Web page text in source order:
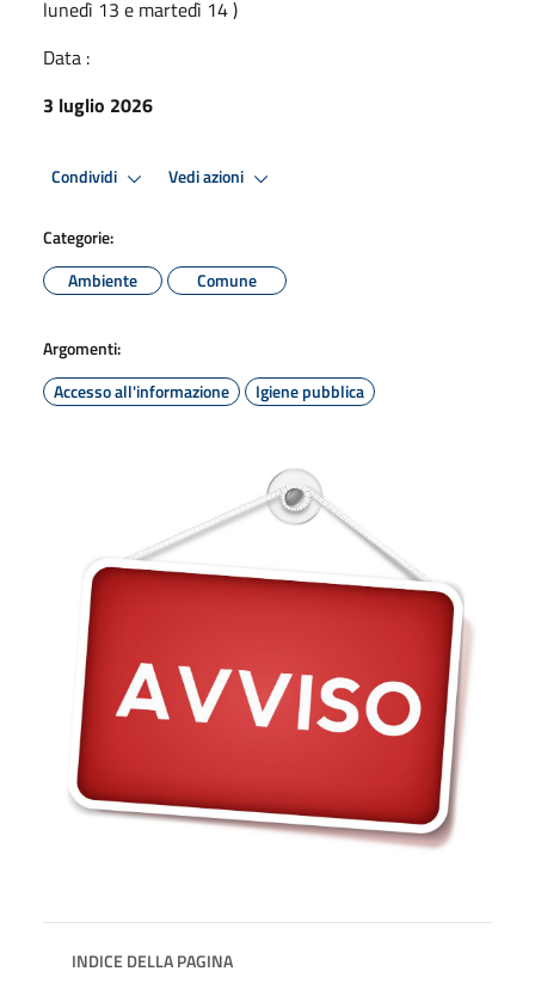
lunedì 13 e martedì 14 )
Data :
3 luglio 2026
Condividi Vedi azioni
Categorie:
Ambiente
Comune
Argomenti:
Accesso all'informazione
Igiene pubblica
INDICE DELLA PAGINA